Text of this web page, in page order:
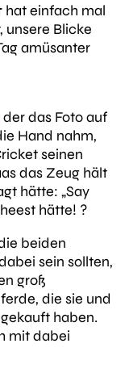
hat einfach mal
Blicke
amüsanter
der das Foto auf
Hand nahm,
seinen
das Zeug hält
hätte: „Say
hätte! ?
beiden
sein sollten,
groß
die sie und
haben.
mit dabei